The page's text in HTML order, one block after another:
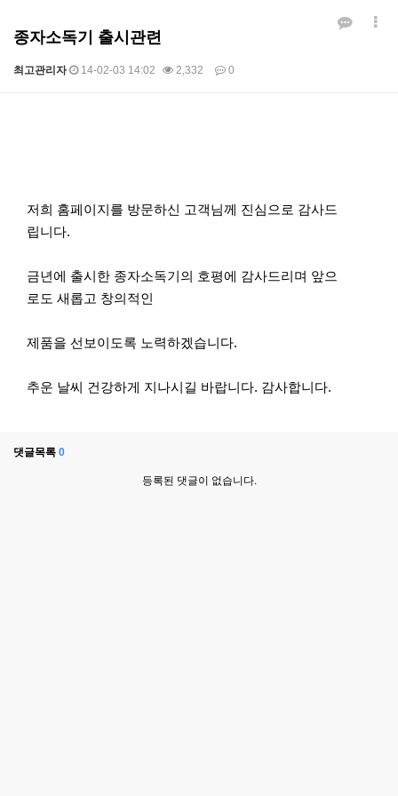
종자소독기 출시관련
최고관리자 14-02-03 14:02 2,332 0
저희 홈페이지를 방문하신 고객님께 진심으로 감사드
립니다.
금년에 출시한 종자소독기의 호평에 감사드리며 앞으
로도 새롭고 창의적인
제품을 선보이도록 노력하겠습니다.
추운 날씨 건강하게 지나시길 바랍니다. 감사합니다.
댓글목록 0
등록된 댓글이 없습니다.